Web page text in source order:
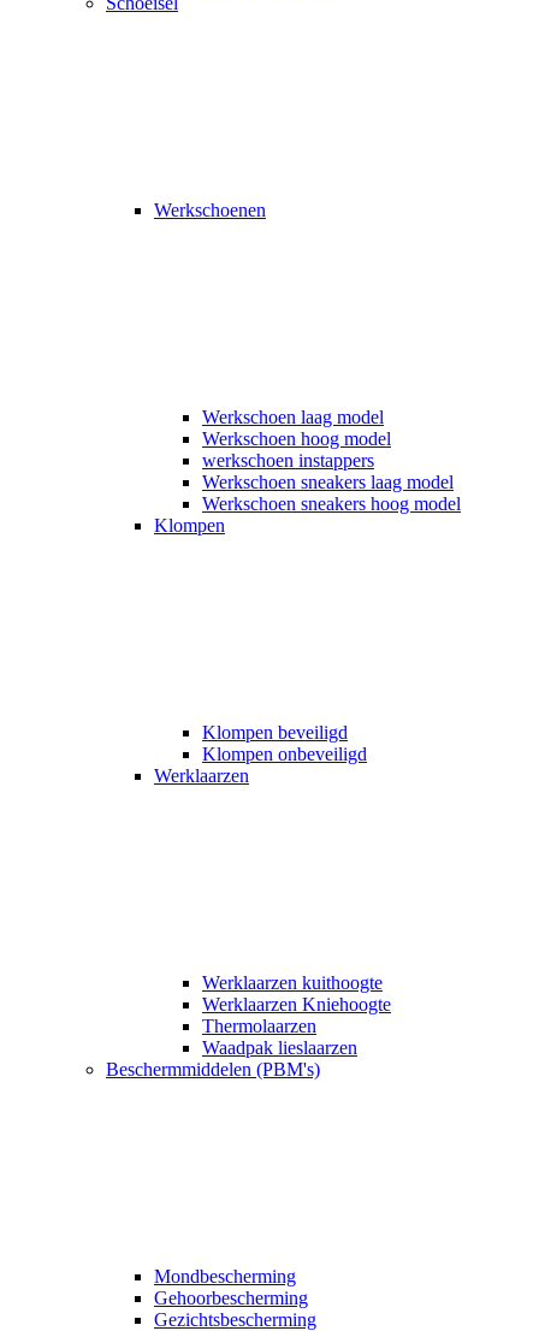
Werkschoenen
Werkschoen laag model
Werkschoen hoog model
werkschoen instappers
Werkschoen sneakers laag model
Werkschoen sneakers hoog model
Klompen
Klompen beveiligd
Klompen onbeveiligd
Werklaarzen
Werklaarzen kuithoogte
Werklaarzen Kniehoogte
Thermolaarzen
Waadpak lieslaarzen
Beschermmiddelen (PBM's)
Mondbescherming
Gehoorbescherming
Gezichtsbescherming